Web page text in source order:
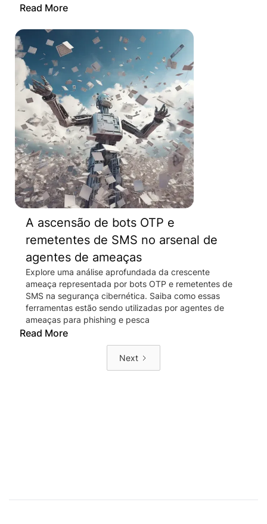
Read More
A ascensão de bots OTP e
remetentes de SMS no arsenal de
agentes de ameaças
Explore uma análise aprofundada da crescente
ameaça representada por bots OTP e remetentes de
SMS na segurança cibernética. Saiba como essas
ferramentas estão sendo utilizadas por agentes de
ameaças para phishing e pesca
Read More
Next